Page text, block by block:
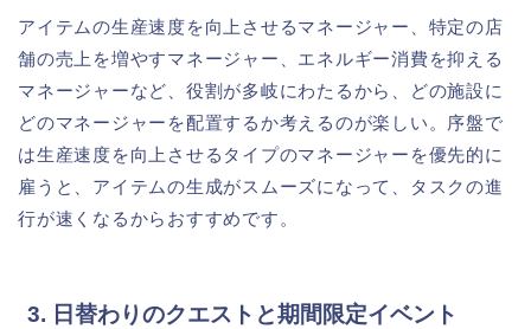
アイテムの生産速度を向上させるマネージャー、特定の店
舗の売上を増やすマネージャー、エネルギー消費を抑える
マネージャーなど、役割が多岐にわたるから、どの施設に
どのマネージャーを配置するか考えるのが楽しい。序盤で
は生産速度を向上させるタイプのマネージャーを優先的に
雇うと、アイテムの生成がスムーズになって、タスクの進
行が速くなるからおすすめです。
3. 日替わりのクエストと期間限定イベント